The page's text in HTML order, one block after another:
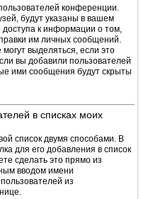
конференции.
будут указаны в вашем
к информации о том,
им личных сообщений.
выделяться, если это
вы добавили пользователей
ими сообщения будут скрыты
в списках моих
список двумя способами. В
для его добавления в список
сделать это прямо из
вводом имени
из